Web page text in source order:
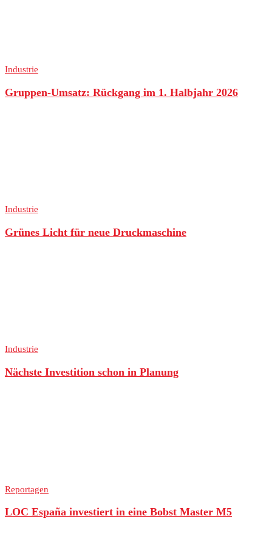
Industrie
Gruppen-Umsatz: Rückgang im 1. Halbjahr 2026
Industrie
Grünes Licht für neue Druckmaschine
Industrie
Nächste Investition schon in Planung
Reportagen
LOC España investiert in eine Bobst Master M5